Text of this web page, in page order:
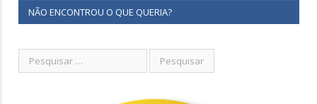
NÃO ENCONTROU O QUE QUERIA?